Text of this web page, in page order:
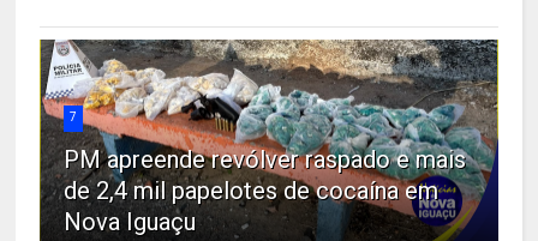
7
PM apreende revólver raspado e mais
de 2,4 mil papelotes de cocaína em
Nova Iguaçu